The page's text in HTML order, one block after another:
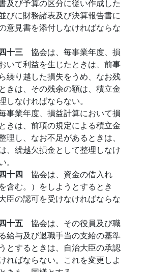
及び予算の区分に従い作成した
びに財務諸表及び決算報告書に
意見書を添付しなければならな
十三 協会は、毎事業年度、損
いて利益を生じたときは、前事
繰り越した損失をうめ、なお残
きは、その残余の額は、積立金
しなければならない。
事業年度、損益計算において損
きは、前項の規定による積立金
理し、なお不足があるときは、
、繰越欠損金として整理しなけ
十四 協会は、資金の借入れ
含む。）をしようとするとき
臣の認可を受けなければならな
十五 協会は、その役員及び職
給与及び退職手当の支給の基準
とするときは、自治大臣の承認
ればならない。これを変更しよ